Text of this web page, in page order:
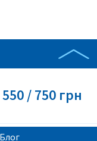
550 / 750 грн
Блог